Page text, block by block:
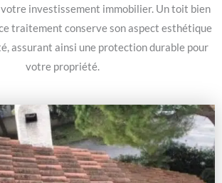
investissement immobilier. Un toit bien
traitement conserve son aspect esthétique
assurant ainsi une protection durable pour
votre propriété.